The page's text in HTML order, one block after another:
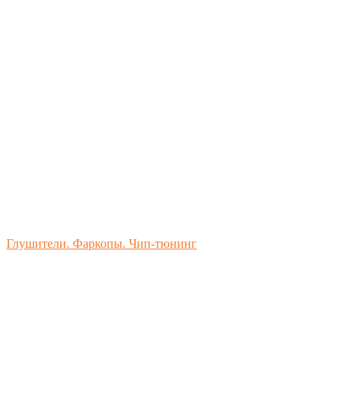
Глушители. Фаркопы. Чип-тюнинг